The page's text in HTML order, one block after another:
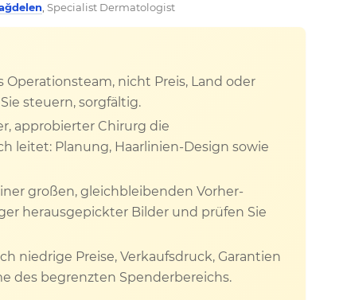
Specialist Dermatologist
nicht Preis, Land oder
steuern, sorgfältig.
approbierter Chirurg die
leitet: Planung, Haarlinien-Design sowie
großen, gleichbleibenden Vorher-
herausgepickter Bilder und prüfen Sie
niedrige Preise, Verkaufsdruck, Garantien
des begrenzten Spenderbereichs.